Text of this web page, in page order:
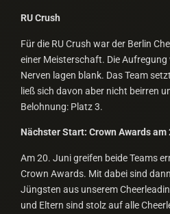
RU Crush
Für die RU Crush war der Berlin
einer Meisterschaft. Die
Nerven lagen blank. Das Team
ließ sich davon aber nicht beirren
Belohnung: Platz 3.
Nächster Start: Crown Awards am
Am 20. Juni greifen beide Teams
Crown Awards. Mit dabei sind
Jüngsten aus unserem
und Eltern sind stolz auf alle